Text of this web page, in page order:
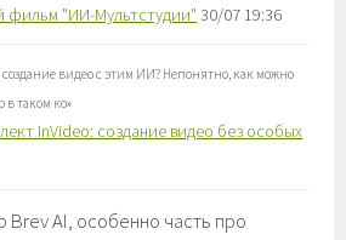
фильм "ИИ-Мультстудии" 30/07 19:36
видео с этим ИИ? Непонятно, как можно
в таком ко»
InVideo: создание видео без особых
AI, особенно часть про